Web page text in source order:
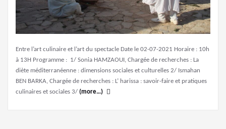
Entre l’art culinaire et l’art du spectacle Date le 02-07-2021 Horaire : 10h
à 13H Programme : 1/ Sonia HAMZAOUI, Chargée de recherches : La
diète méditerranéenne : dimensions sociales et culturelles 2/ Ismahan
BEN BARKA, Chargée de recherches : L’ harissa : savoir-faire et pratiques
culinaires et sociales 3/ (more…)